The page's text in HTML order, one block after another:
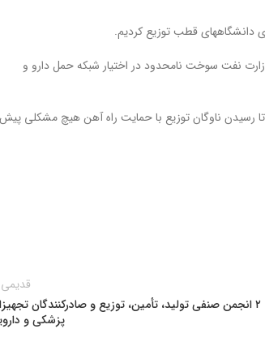
نفت سوخت نامحدود در اختیار شبکه حمل دارو و
تا رسیدن ناوگان توزیع با حمایت راه آهن هیچ مشکلی پیش
قدیمی
بیانیه شماره ۲ انجمن صنفی تولید، تأمین، توزیع و صادرکنندگان
پزشکی و